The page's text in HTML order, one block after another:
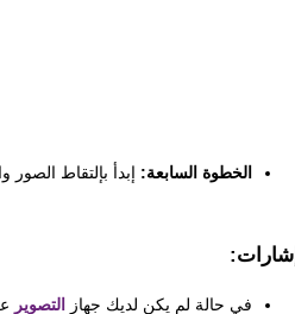
الخطوة السابعة: إبدأ بإلتقاط
إشارات:
في حالة لم يكن لديك جهاز التصوير